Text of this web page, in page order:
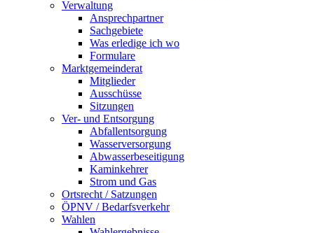
Verwaltung
Ansprechpartner
Sachgebiete
Was erledige ich wo
Formulare
Marktgemeinderat
Mitglieder
Ausschüsse
Sitzungen
Ver- und Entsorgung
Abfallentsorgung
Wasserversorgung
Abwasserbeseitigung
Kaminkehrer
Strom und Gas
Ortsrecht / Satzungen
ÖPNV / Bedarfsverkehr
Wahlen